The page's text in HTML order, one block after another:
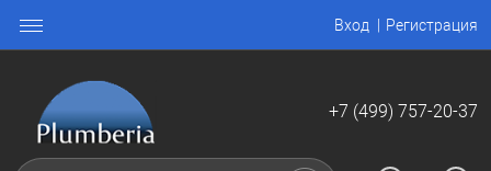
Вход Регистрация
+7 (499) 757-20-37